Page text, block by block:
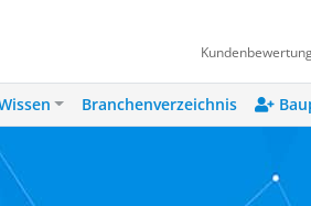
Branchenverzeichnis